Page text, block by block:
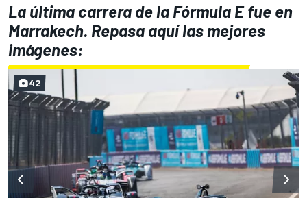
La última carrera de la Fórmula E fue en
Marrakech. Repasa aquí las mejores
imágenes:
42